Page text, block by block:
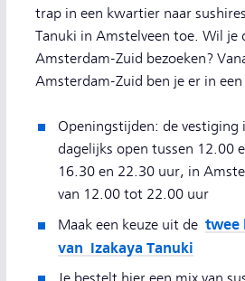
trap in een kwartier naar
Tanuki in Amstelveen toe. Wil je
Amsterdam-Zuid bezoeken?
Amsterdam-Zuid ben je er in
Openingstijden: de vestiging
dagelijks open tussen 12.00
16.30 en 22.30 uur, in
van 12.00 tot 22.00 uur
Maak een keuze uit de twee
van Izakaya Tanuki